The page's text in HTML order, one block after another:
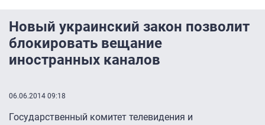
Новый украинский закон позволит
блокировать вещание
иностранных каналов
06.06.2014 09:18
Государственный комитет телевидения и